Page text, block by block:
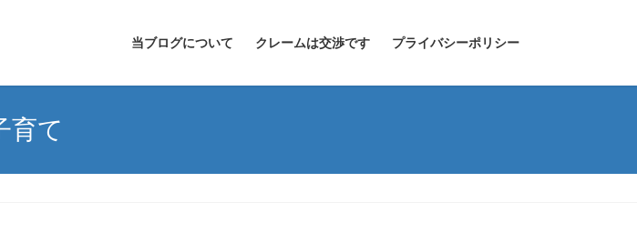
当ブログについて クレームは交渉です プライバシーポリシー
育て